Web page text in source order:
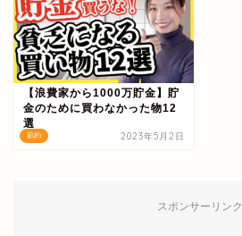
節約
【浪費家から1000万貯金】貯
金のために買わなかった物12
選
2023年5月2日
スポンサーリンク